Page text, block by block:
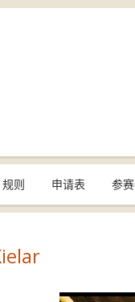
规则 申请表 参